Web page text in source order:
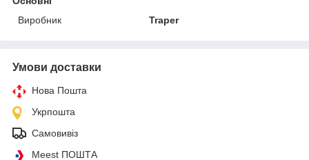
Виробник
Traper
Умови доставки
Нова Пошта
Укрпошта
Самовивіз
Meest ПОШТА